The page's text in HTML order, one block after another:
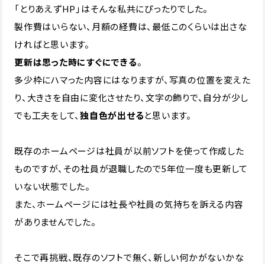
「とりあえずHP」はそんな私共にぴったりでした。
製作費はいらない、月額の経費は、最低このくらいは出さな
ければと思います。
更新は思った時にすぐにできる。
多少枠にハマった内容にはなりますが、写真の位置を変えた
り、大きさを自由に変化させたり、文字の飾りで、自分が少し
でも工夫をして、 独自色が出せると思います。
既存のホームページは社員が以前ソフトを使って作成した
ものですが、その社員が退職したので5年位一度も更新して
いない状態でした。
また、ホームページには社長や社員の気持ちを訴える内容
がありませんでした。
そこで再挑戦、既存のソフトで無く、新しい何かがないかな